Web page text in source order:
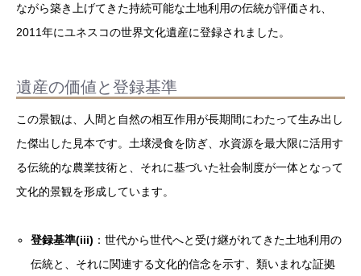
ながら築き上げてきた持続可能な土地利用の伝統が評価され、
2011年にユネスコの世界文化遺産に登録されました。
遺産の価値と登録基準
この景観は、人間と自然の相互作用が長期間にわたって生み出し
た傑出した見本です。土壌浸食を防ぎ、水資源を最大限に活用す
る伝統的な農業技術と、それに基づいた社会制度が一体となって
文化的景観を形成しています。
登録基準(iii) ：世代から世代へと受け継がれてきた土地利用の
伝統と、それに関連する文化的信念を示す、類いまれな証拠